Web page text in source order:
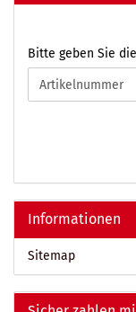
BITTE
GEBEN
SIE
DIE
EIN.
Bitte geben Sie
Informationen
Sitemap